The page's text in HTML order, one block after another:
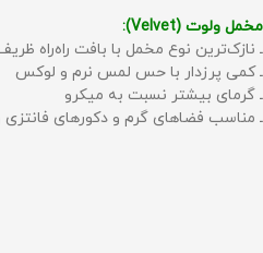
مخمل ولوت (Velvet):
ـ نازک‌ترین نوع مخمل با بافت راه‌راه
ـ کمی پرزدار با حس لمس نرم و لوکس
ـ گرمای بیشتر نسبت به میکرو
ـ مناسب فضاهای گرم و دکورهای